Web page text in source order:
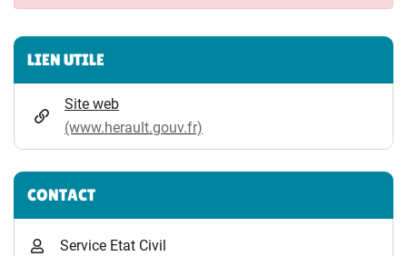
Informations complémentaires
LIEN UTILE
Site web
(www.herault.gouv.fr)
CONTACT
Service Etat Civil